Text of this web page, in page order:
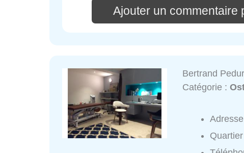
Ajouter un commentaire
Bertrand
Catégorie :